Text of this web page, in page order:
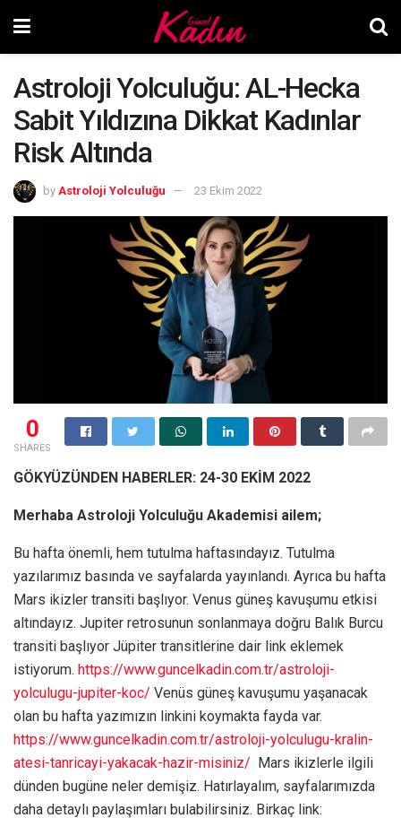
Astroloji Yolculuğu: AL-Hecka
Sabit Yıldızına Dikkat Kadınlar
Risk Altında
by Astroloji Yolculuğu 23 Ekim 2022
0
SHARES
GÖKYÜZÜNDEN HABERLER: 24-30 EKİM 2022
Merhaba Astroloji Yolculuğu Akademisi ailem;
Bu hafta önemli, hem tutulma haftasındayız. Tutulma
yazılarımız basında ve sayfalarda yayınlandı. Ayrıca bu hafta
Mars ikizler transiti başlıyor. Venus güneş kavuşumu etkisi
altındayız. Jupiter retrosunun sonlanmaya doğru Balık Burcu
transiti başlıyor Jüpiter transitlerine dair link eklemek
istiyorum. https://www.guncelkadin.com.tr/astroloji-
yolculugu-jupiter-koc/ Venüs güneş kavuşumu yaşanacak
olan bu hafta yazımızın linkini koymakta fayda var.
https://www.guncelkadin.com.tr/astroloji-yolculugu-kralin-
atesi-tanricayi-yakacak-hazir-misiniz/ Mars ikizlerle ilgili
dünden bugüne neler demişiz. Hatırlayalım, sayfalarımızda
daha detaylı paylaşımları bulabilirsiniz. Birkaç link: